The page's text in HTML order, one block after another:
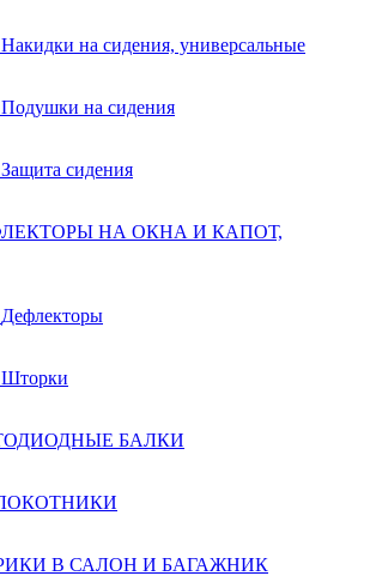
Накидки на сидения, универсальные
Подушки на сидения
Защита сидения
НА ОКНА И КАПОТ,
Дефлекторы
Шторки
БАЛКИ
В САЛОН И БАГАЖНИК